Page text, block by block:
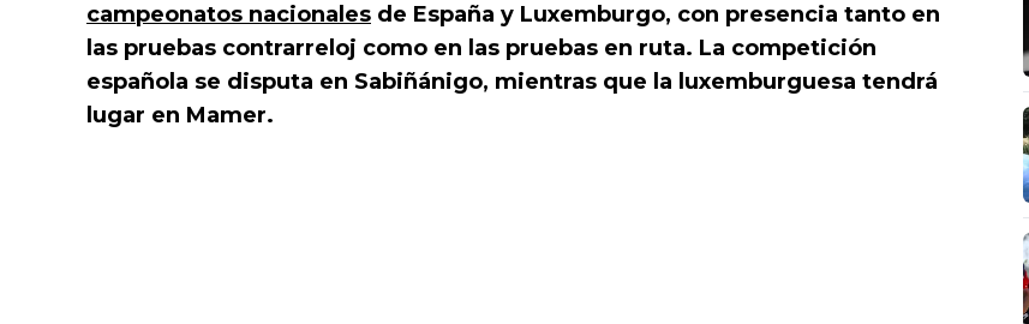
campeonatos nacionales de España y Luxemburgo, con presencia tanto en
las pruebas contrarreloj como en las pruebas en ruta. La competición
española se disputa en Sabiñánigo, mientras que la luxemburguesa tendrá
lugar en Mamer.